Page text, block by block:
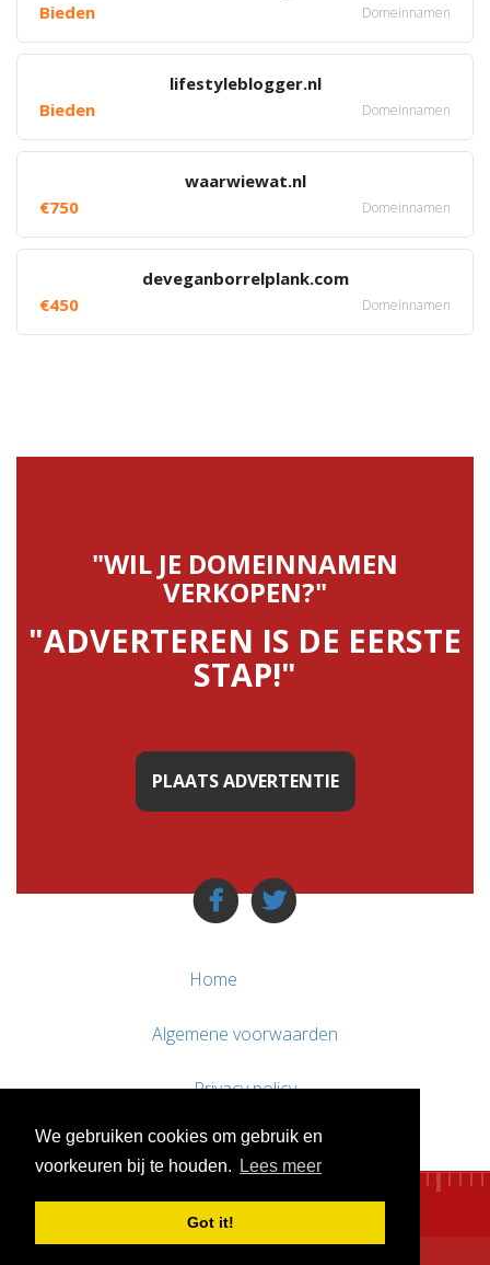
We gebruiken cookies om gebruik en
voorkeuren bij te houden.
Lees meer
Got it!
Bieden
Domeinnamen
lifestyleblogger.nl
Bieden
Domeinnamen
waarwiewat.nl
€750
Domeinnamen
deveganborrelplank.com
€450
Domeinnamen
"WIL JE DOMEINNAMEN
VERKOPEN?"
"ADVERTEREN IS DE EERSTE
STAP!"
PLAATS ADVERTENTIE
Home
Algemene voorwaarden
Privacy policy
Contact / Support